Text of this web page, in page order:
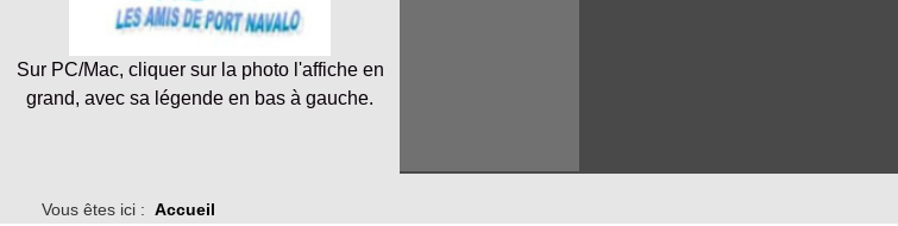
Sur PC/Mac, cliquer sur la photo l'affiche en
grand, avec sa légende en bas à gauche.
Vous êtes ici : Accueil